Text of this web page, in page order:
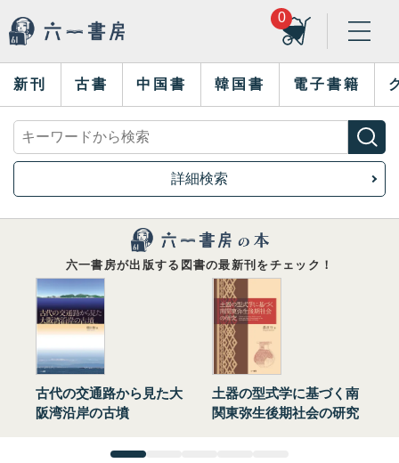
0
新刊 古書 中国書 韓国書 電子書籍
詳細検索
六一書房が出版する図書の最新刊をチェック！
古代の交通路から見た大
阪湾沿岸の古墳
土器の型式学に基づく南
関東弥生後期社会の研究